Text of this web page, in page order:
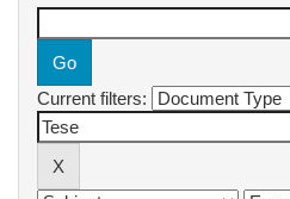
Current filters: